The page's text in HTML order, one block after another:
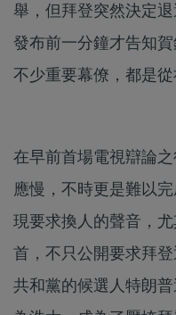
舉，但拜登突然決定
發布前一分鐘才告知
不少重要幕僚，都是從
在早前首場電視辯論
應慢，不時更是難以
現要求換人的聲音，
首，不只公開要求拜
共和黨的候選人特朗